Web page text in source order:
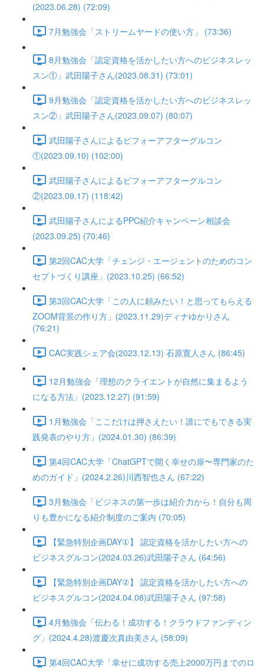
(2023.06.28) (72:09)
7月勉強会「ストリームヤードの使い方」 (73:36)
8月勉強会「認定資格を活かしたい方へのビジネスレッ
スン①」武田陽子さん(2023.08.31) (73:01)
9月勉強会「認定資格を活かしたい方へのビジネスレッ
スン②」武田陽子さん(2023.09.07) (80:07)
武田陽子さんによるビフォーアフターグルコン
①(2023.09.10) (102:00)
武田陽子さんによるビフォーアフターグルコン
②(2023.09.17) (118:42)
武田陽子さんによるPPC紹介キャンペーン相談会
(2023.09.25) (70:46)
第2回CAC大学「チェンジ・エージェントのためのコン
セプトづくり講座」(2023.10.25) (66:52)
第3回CAC大学「この人に頼みたい！と思ってもらえる
ZOOM背景の作り方」(2023.11.29)ディナゆかりさん
(76:21)
CAC実践シェア会(2023.12.13) 石原寛人さん (86:45)
12月勉強会「理想のクライエントが自然に集まるよう
になる方法」(2023.12.27) (91:59)
1月勉強会「ここだけは押さえたい！誰にでもできる実
践発表のやり方」(2024.01.30) (86:39)
第4回CAC大学「ChatGPTで開く幸せの扉〜専門家のた
めのガイド」(2024.2.26)川西智也さん (67:22)
3月勉強会「ビジネスの第一歩は紹介力から！自分も周
りも豊かになる紹介制度のご案内 (70:05)
【緊急特別企画DAY①】 認定資格を活かしたい方への
ビジネスグルコン(2024.03.26)武田陽子さん (64:56)
【緊急特別企画DAY②】 認定資格を活かしたい方への
ビジネスグルコン(2024.04.08)武田陽子さん (97:58)
4月勉強会「伝わる！成功する！クラウドファンディン
グ」(2024.4.28)渡慶次真由美さん (58:09)
第4回CAC大学「幸せに成功する売上2000万円までのロ